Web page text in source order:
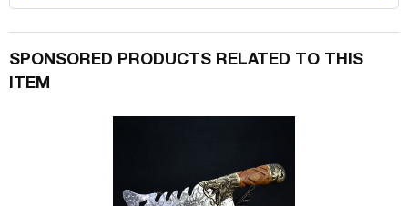
SPONSORED PRODUCTS RELATED TO THIS
ITEM